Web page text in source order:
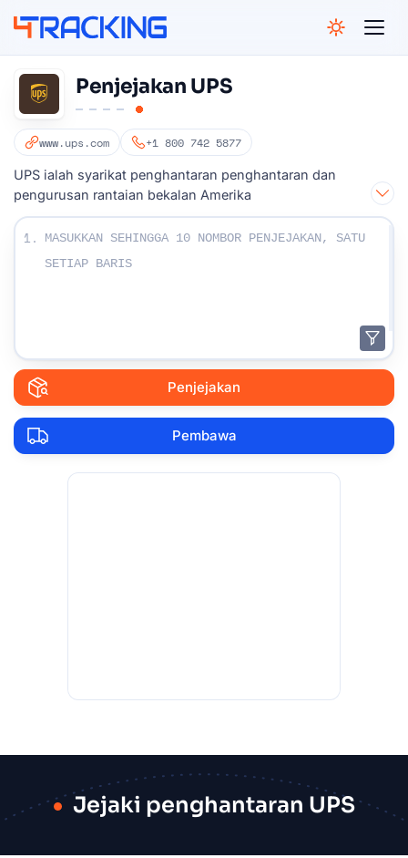
Penjejakan UPS
www.ups.com +1 800 742 5877
UPS ialah syarikat penghantaran penghantaran dan
pengurusan rantaian bekalan Amerika
Masukkan nombor Penjejakan Anda :
1.
Penjejakan
Pembawa
Jejaki penghantaran UPS